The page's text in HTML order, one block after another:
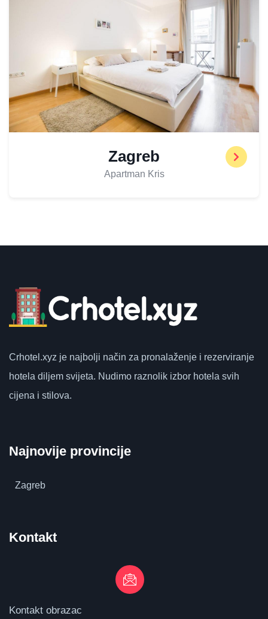
Zagreb
Apartman Kris
Crhotel.xyz je najbolji način za pronalaženje i rezerviranje
hotela diljem svijeta. Nudimo raznolik izbor hotela svih
cijena i stilova.
Najnovije provincije
Zagreb
Kontakt
Kontakt obrazac